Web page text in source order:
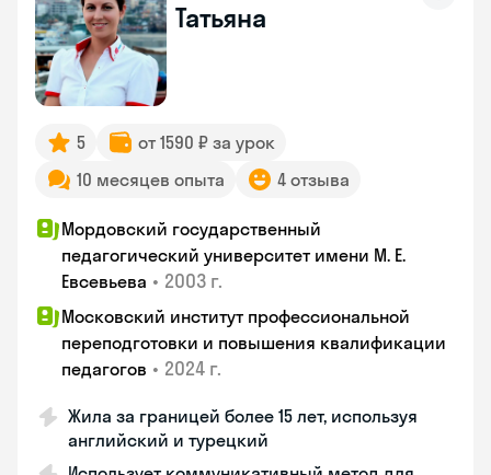
Татьяна
5
от 1590 ₽ за урок
10 месяцев опыта
4 отзыва
Мордовский государственный
педагогический университет имени М. Е.
Евсевьева • 2003 г.
Московский институт профессиональной
переподготовки и повышения квалификации
педагогов • 2024 г.
Жила за границей более 15 лет, используя
английский и турецкий